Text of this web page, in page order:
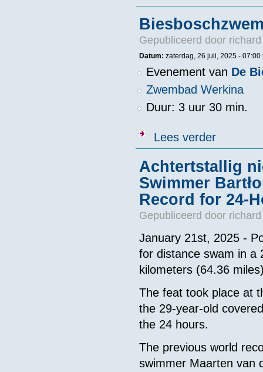
Gepubliceerd door
Datum: zaterdag, 26 juli, 2025 - 07:00
Evenement van De
Zwembad Werkina
Duur: 3 uur 30 min.
Lees verderover
Achtertstallig
Swimmer
Record for 24-
Gepubliceerd door
January 21st, 2025 -
for distance swam in a
kilometers (64.36
The feat took place at
the 29-year-old
the 24 hours.
The previous world
swimmer Maarten van